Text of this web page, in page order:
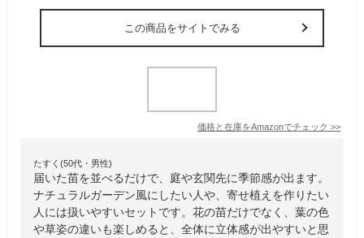
この商品をサイトでみる
価格と在庫をAmazonでチェック >>
たすく(50代・男性)
届いた苗を並べるだけで、庭や玄関先に季節感が出ます。
ナチュラルガーデン風にしたい人や、寄せ植えを作りたい
人には扱いやすいセットです。花の苗だけでなく、葉の色
や草姿の違いも楽しめると、全体に立体感が出やすいと思